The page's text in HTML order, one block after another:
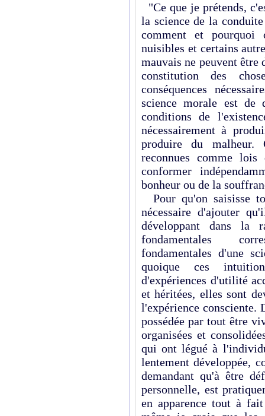
"Ce que je prétends,
la science de la
comment et pourquoi
nuisibles et certains
mauvais ne peuvent être
constitution des
conséquences
science morale est
conditions de
nécessairement à
produire du malheur.
reconnues comme
conformer
bonheur ou de la
Pour qu'on saisisse
nécessaire d'ajouter
développant dans la
fondamentales
fondamentales d'une
quoique ces
d'expériences d'utilité
et héritées, elles sont
l'expérience consciente.
possédée par tout être
organisées et
qui ont légué à
lentement développée,
demandant qu'à être
personnelle, est
en apparence tout à